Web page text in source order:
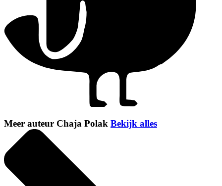
Meer auteur Chaja Polak Bekijk alles